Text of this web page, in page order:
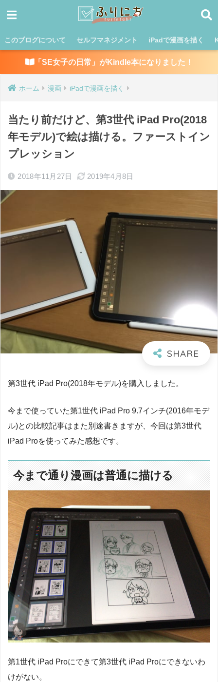
このブログについて セルフマネジメント iPadで漫画を描く
「SE女子の日常」がKindle本になりました！
ホーム 漫画 iPadで漫画を描く
当たり前だけど、第3世代 iPad Pro(2018
年モデル)で絵は描ける。ファーストイン
プレッション
2018年11月27日 2019年4月8日
第3世代 iPad Pro(2018年モデル)を購入しました。
今まで使っていた第1世代 iPad Pro 9.7インチ(2016年モデ
ル)との比較記事はまた別途書きますが、今回は第3世代
iPad Proを使ってみた感想です。
今まで通り漫画は普通に描ける
第1世代 iPad Proにできて第3世代 iPad Proにできないわ
けがない。